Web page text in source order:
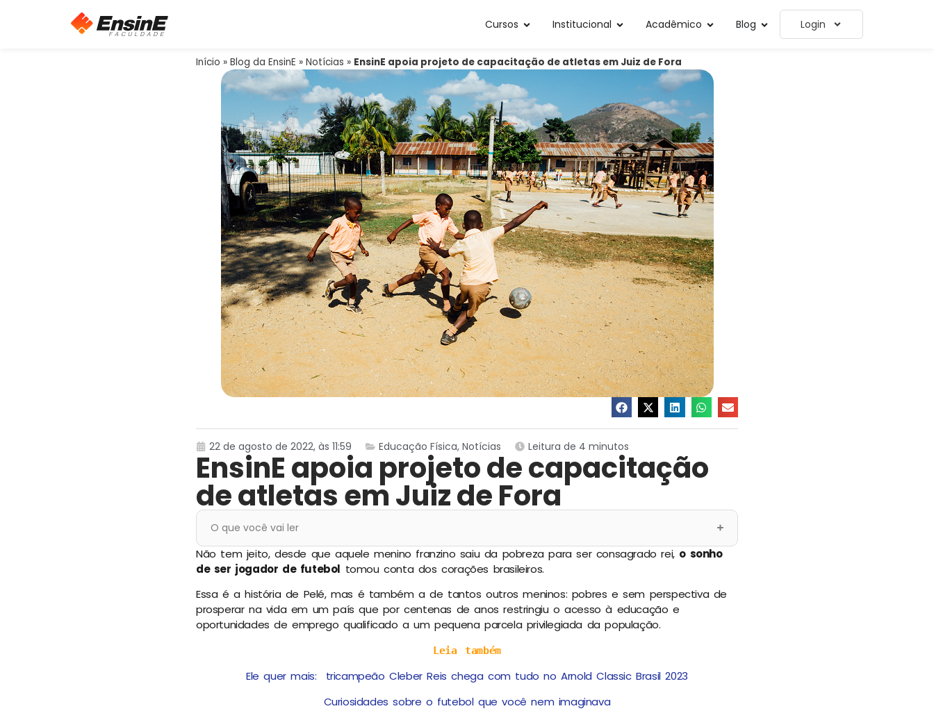
Cursos Institucional Acadêmico Blog Login
Início » Blog da EnsinE » Notícias » EnsinE apoia projeto de capacitação de atletas em Juiz de Fora
22 de agosto de 2022, às 11:59 Educação Física, Notícias Leitura de 4 minutos
EnsinE apoia projeto de capacitação
de atletas em Juiz de Fora
O que você vai ler
Não tem jeito, desde que aquele menino franzino saiu da pobreza para ser consagrado rei, o sonho
de ser jogador de futebol tomou conta dos corações brasileiros.
Essa é a história de Pelé, mas é também a de tantos outros meninos: pobres e sem perspectiva de
prosperar na vida em um país que por centenas de anos restringiu o acesso à educação e
oportunidades de emprego qualificado a um pequena parcela privilegiada da população.
Leia também
Ele quer mais: tricampeão Cleber Reis chega com tudo no Arnold Classic Brasil 2023
Curiosidades sobre o futebol que você nem imaginava